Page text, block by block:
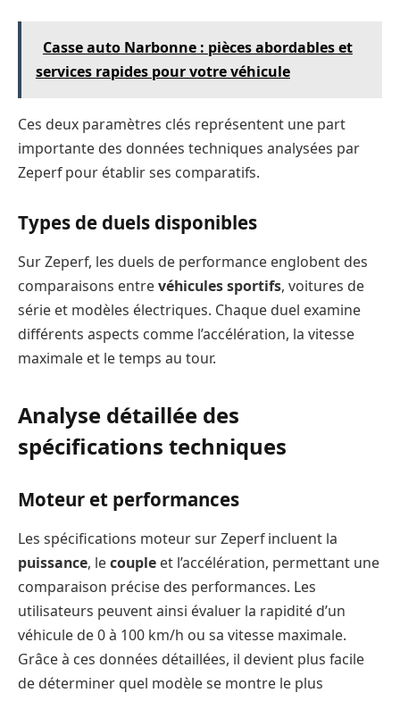
Casse auto Narbonne : pièces abordables et
services rapides pour votre véhicule
Ces deux paramètres clés représentent une part
importante des données techniques analysées par
Zeperf pour établir ses comparatifs.
Types de duels disponibles
Sur Zeperf, les duels de performance englobent des
comparaisons entrevéhicules sportifs, voitures de
série et modèles électriques. Chaque duel examine
différents aspects comme l’accélération, la vitesse
maximale et le temps au tour.
Analyse détaillée des
spécifications techniques
Moteur et performances
Les spécifications moteur sur Zeperf incluent la
puissance, lecouple et l’accélération, permettant une
comparaison précise des performances. Les
utilisateurs peuvent ainsi évaluer la rapidité d’un
véhicule de 0 à 100 km/h ou sa vitesse maximale.
Grâce à ces données détaillées, il devient plus facile
de déterminer quel modèle se montre le plus